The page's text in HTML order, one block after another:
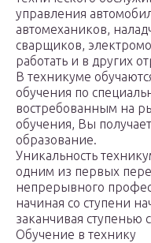
управления
автомехаников,
сварщиков,
работать и в других
В техникуме
обучения по
востребованным на
обучения, Вы
образование.
Уникальность
одним из первых
непрерывного
начиная со ступени
заканчивая ступенью
Обучение в технику